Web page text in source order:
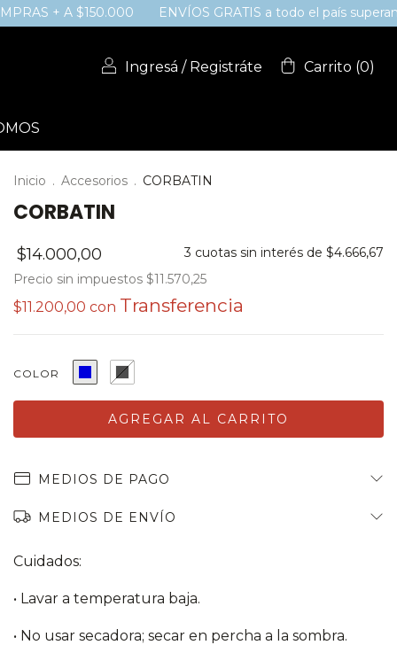
A $150.000 ENVÍOS GRATIS a todo el país superando los
Ingresá / Registráte Carrito (0)
Inicio . Accesorios . CORBATIN
CORBATIN
$14.000,00 3 cuotas sin interés de $4.666,67
Precio sin impuestos $11.570,25
$11.200,00 con
COLOR
MEDIOS DE PAGO
MEDIOS DE ENVÍO
Cuidados:
• Lavar a temperatura baja.
• No usar secadora; secar en percha a la sombra.